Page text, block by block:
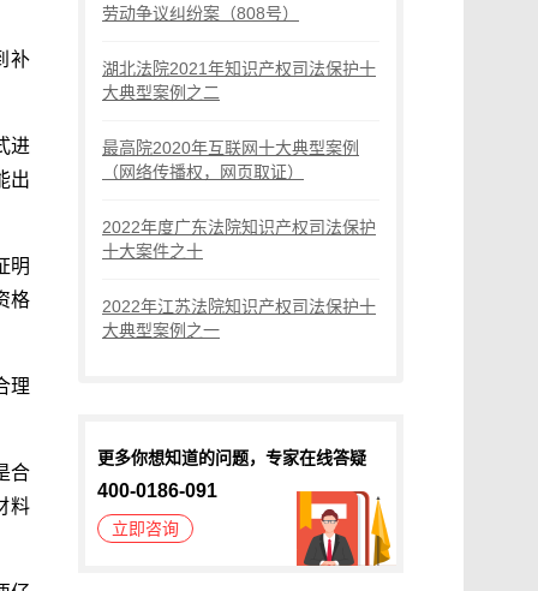
补
进
出
明
格
理
合
料
劳动争议纠纷案（808号）
湖北法院2021年知识产权司法保护十
大典型案例之二
最高院2020年互联网十大典型案例
（网络传播权，网页取证）
2022年度广东法院知识产权司法保护
十大案件之十
2022年江苏法院知识产权司法保护十
大典型案例之一
更多你想知道的问题，专家在线答疑
400-0186-091
立即咨询